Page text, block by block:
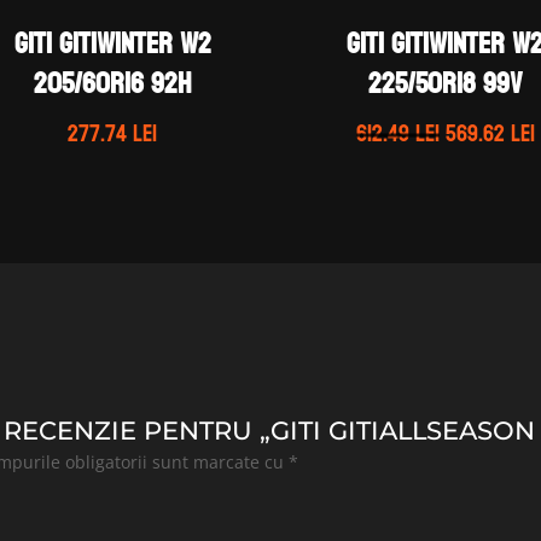
GITI GITIWINTER W2
205/60R16 92H
277.74lei
GITI GITIWINTER
225/50R18 99V
612.49leiPrețul
569.62lei
PENTRU „GITI GITIALLSEASON
obligatorii sunt marcate cu *